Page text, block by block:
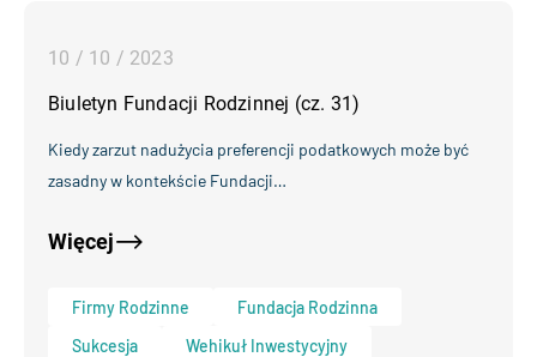
10 / 10 / 2023
Biuletyn Fundacji Rodzinnej (cz. 31)
Kiedy zarzut nadużycia preferencji podatkowych może być
zasadny w kontekście Fundacji…
Więcej
Firmy Rodzinne
Fundacja Rodzinna
Sukcesja
Wehikuł Inwestycyjny